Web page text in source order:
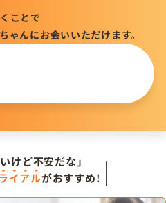
ことで
ゃんにお会いいただけます。
けど不安だな」
イアルがおすすめ!